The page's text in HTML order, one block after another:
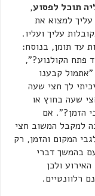
תוכל לפסוע,
עליך למצוא את
עליך ועליו.
עד תומן, בנוסח:
פתח הקולנוע?",
קבענו
חיכיתי לך חצי שעה
שעה בחוץ או
הזמן?". אם
למקבל המשוב חצי
המקום והזמן, רק
בהמשך דברי
ולכן
רלוונטיים.